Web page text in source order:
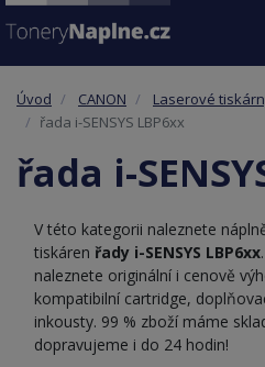
Úvod CANON Laserové
řada i-SENSYS LBP6xx
řada i-
V této kategorii naleznete
tiskáren řady i-SENSYS LBP6xx
naleznete originální i cenově
kompatibilní cartridge,
inkousty. 99 % zboží máme
dopravujeme i do 24 hodin!